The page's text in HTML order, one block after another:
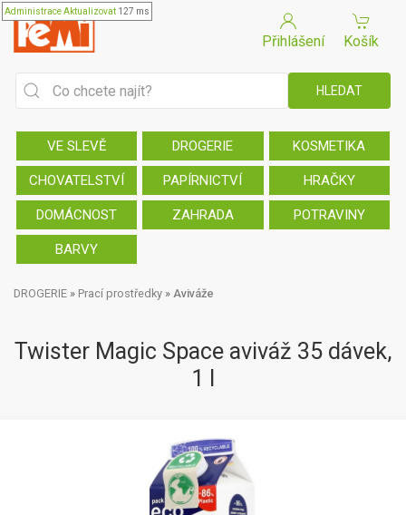
AdministraceAktualizovat 127 ms
Přihlášení Košík
VE SLEVĚ DROGERIE KOSMETIKA
CHOVATELSTVÍ PAPÍRNICTVÍ HRAČKY
DOMÁCNOST ZAHRADA POTRAVINY
BARVY
DROGERIE » Prací prostředky » Aviváže
Twister Magic Space aviváž 35 dávek,
1 l